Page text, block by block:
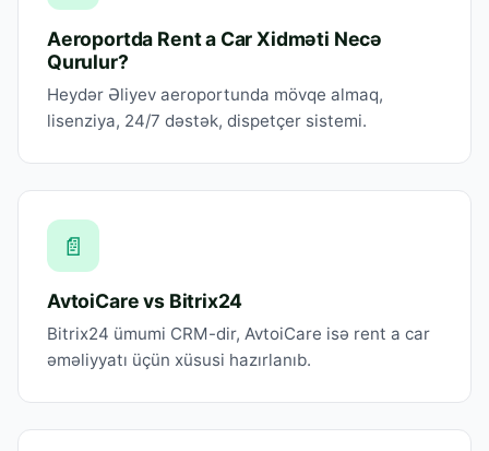
Aeroportda Rent a Car Xidməti Necə
Qurulur?
Heydər Əliyev aeroportunda mövqe almaq,
lisenziya, 24/7 dəstək, dispetçer sistemi.
📄
AvtoiCare vs Bitrix24
Bitrix24 ümumi CRM-dir, AvtoiCare isə rent a car
əməliyyatı üçün xüsusi hazırlanıb.